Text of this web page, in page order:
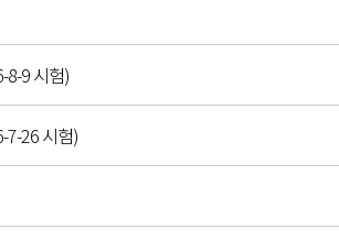
8-9 시험)
7-26 시험)